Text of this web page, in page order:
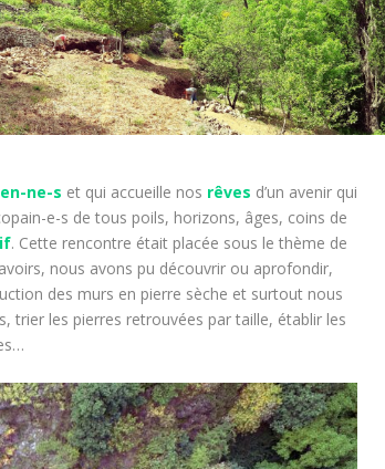
ne-s et qui accueille nos rêves d’un avenir qui
e-s de tous poils, horizons, âges, coins de
. Cette rencontre était placée sous le thème de
nous avons pu découvrir ou aprofondir,
des murs en pierre sèche et surtout nous
trier les pierres retrouvées par taille, établir les